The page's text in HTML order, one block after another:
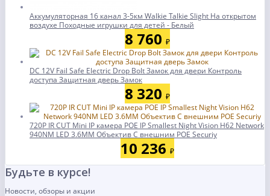
Аккумуляторная 16 канал 3-5км Walkie Talkie Slight На открытом
воздухе Походные игрушки для детей - Белый
8 760 ₽
DC 12V Fail Safe Electric Drop Bolt Замок для двери Контроль
доступа Защитная дверь Замок
8 320 ₽
720P IR CUT Mini IP камера POE IP Smallest Night Vision H62 Network
940NM LED 3.6MM Объектив С внешним POE Securiy
10 236 ₽
Будьте в курсе!
Новости, обзоры и акции